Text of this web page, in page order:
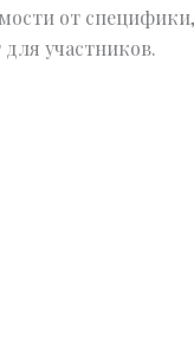
от
участников.